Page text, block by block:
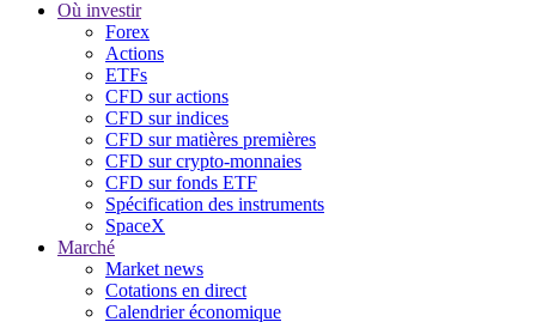
Où investir
Forex
Actions
ETFs
CFD sur actions
CFD sur indices
CFD sur matières premières
CFD sur crypto-monnaies
CFD sur fonds ETF
Spécification des instruments
SpaceX
Marché
Market news
Cotations en direct
Calendrier économique